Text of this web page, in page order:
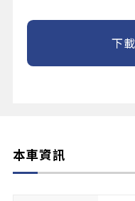
下
本車資訊